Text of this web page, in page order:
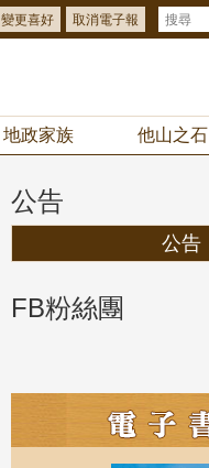
變更喜好 取消電子報
地政家族 他山之石
公告
公告
FB粉絲團